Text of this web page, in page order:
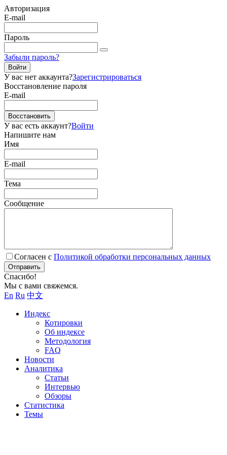
Авторизация
E-mail
Пароль
Забыли пароль?
Войти
У вас нет аккаунта?Зарегистрироваться
Восстановление пароля
E-mail
Восстановить
У вас есть аккаунт?Войти
Напишите нам
Имя
E-mail
Тема
Сообщение
Согласен с Политикой обработки персональных данных
Отправить
Спасибо!
Мы с вами свяжемся.
En Ru 中文
Индекс
Котировки
Об индексе
Методология
FAQ
Новости
Аналитика
Статьи
Интервью
Обзоры
Статистика
Темы